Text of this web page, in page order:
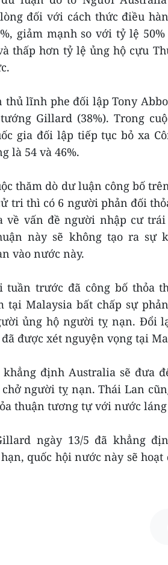
đối với cách thức điều
giảm mạnh so với tỷ lệ
thấp hơn tỷ lệ ủng hộ cựu
lĩnh phe đối lập Tony
Gillard (38%). Trong
gia đối lập tiếp tục bỏ xa
là 54 và 46%.
thăm dò dư luận công bố
tri thì có 6 người phản đối
về vấn đề người nhập cư
này sẽ không tạo ra sự
vào nước này.
tuần trước đã công bố thỏa
Malaysia bất chấp sự
ủng hộ người tỵ nạn. Đổi
được xét nguyện vọng tại
định Australia sẽ đưa
người tỵ nạn. Thái Lan
thuận tương tự với nước
ngày 13/5 đã khẳng
quốc hội nước này sẽ